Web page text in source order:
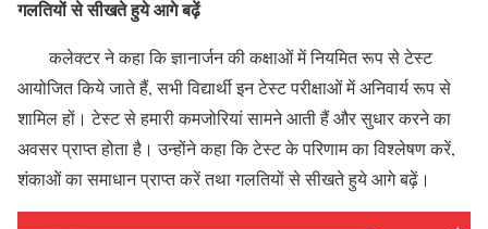
गलतियों से सीखते हुये आगे बढ़ें
कलेक्टर ने कहा कि ज्ञानार्जन की कक्षाओं में नियमित रूप से टेस्ट
आयोजित किये जाते हैं, सभी विद्यार्थी इन टेस्ट परीक्षाओं में अनिवार्य रूप से
शामिल हों। टेस्ट से हमारी कमजोरियां सामने आती हैं और सुधार करने का
अवसर प्राप्त होता है। उन्होंने कहा कि टेस्ट के परिणाम का विश्लेषण करें,
शंकाओं का समाधान प्राप्त करें तथा गलतियों से सीखते हुये आगे बढ़ें।